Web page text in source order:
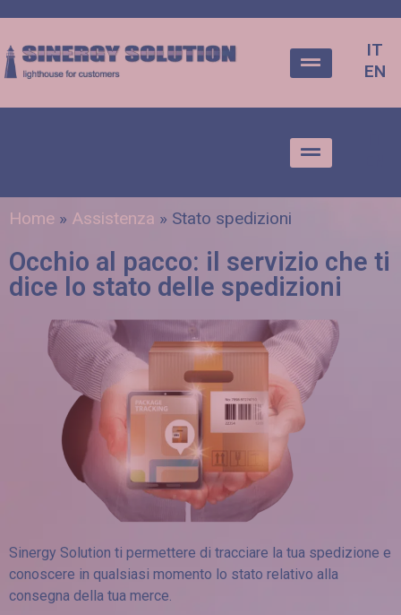
IT
EN
Home » Assistenza » Stato spedizioni
Occhio al pacco: il servizio che ti
dice lo stato delle spedizioni
Sinergy Solution ti permettere di tracciare la tua spedizione e
conoscere in qualsiasi momento lo stato relativo alla
consegna della tua merce.